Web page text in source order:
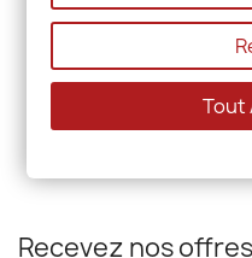
Affichage
Recevez nos
Tout